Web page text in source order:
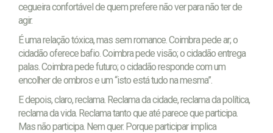
cegueira confortável de quem prefere não ver para não ter de
agir.
É uma relação tóxica, mas sem romance. Coimbra pede ar; o
cidadão oferece bafio. Coimbra pede visão; o cidadão entrega
palas. Coimbra pede futuro; o cidadão responde com um
encolher de ombros e um “isto está tudo na mesma”.
E depois, claro, reclama. Reclama da cidade, reclama da política,
reclama da vida. Reclama tanto que até parece que participa.
Mas não participa. Nem quer. Porque participar implica